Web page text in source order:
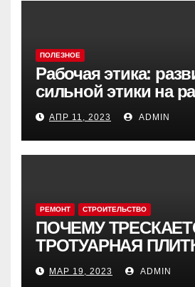
ПОЛЕЗНОЕ
Рабочая этика:
сильной этики на
АПР 11, 2023 ADMIN
РЕМОНТ СТРОИТЕЛЬСТВО
ПОЧЕМУ
ТРОТУАРНАЯ
МАР 19, 2023 ADMIN